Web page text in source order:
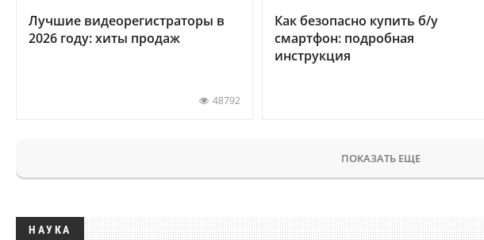
Лучшие видеорегистраторы в
2026 году: хиты продаж
48792
Как безопасно купить б/у
смартфон: подробная
инструкция
ПОКАЗАТЬ ЕЩЕ
НАУКА